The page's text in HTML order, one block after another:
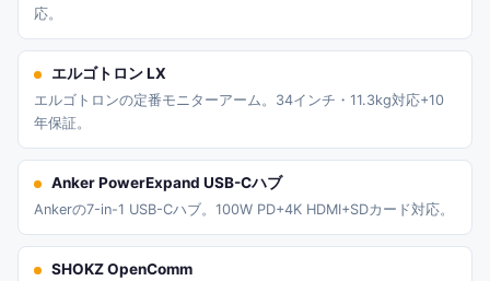
応。
エルゴトロン LX
エルゴトロンの定番モニターアーム。34インチ・11.3kg対応+10
年保証。
Anker PowerExpand USB-Cハブ
Ankerの7-in-1 USB-Cハブ。100W PD+4K HDMI+SDカード対応。
SHOKZ OpenComm